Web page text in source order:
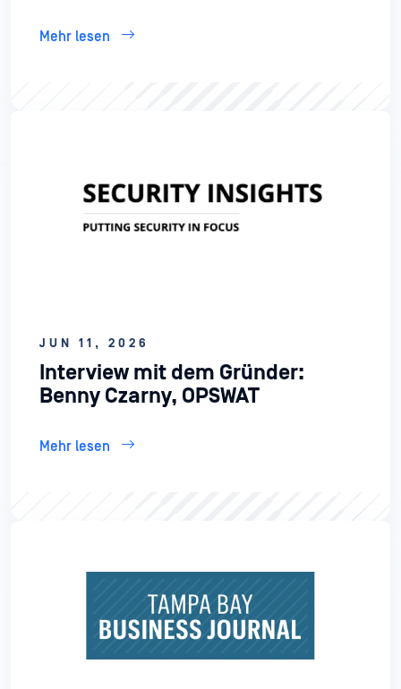
Mehr lesen
JUN 11, 2026
Interview mit dem Gründer:
Benny Czarny, OPSWAT
Mehr lesen